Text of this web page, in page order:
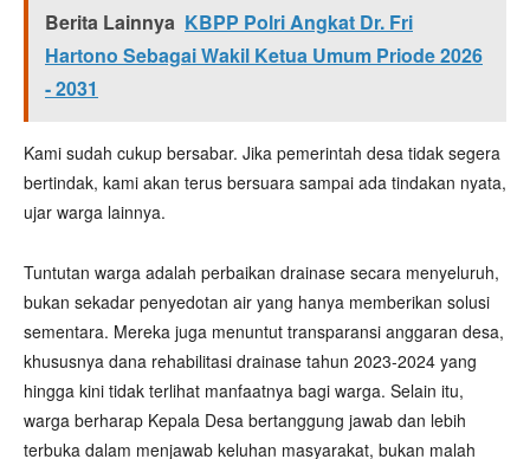
Berita Lainnya KBPP Polri Angkat Dr. Fri
Hartono Sebagai Wakil Ketua Umum Priode 2026
- 2031
Kami sudah cukup bersabar. Jika pemerintah desa tidak segera
bertindak, kami akan terus bersuara sampai ada tindakan nyata,
ujar warga lainnya.
Tuntutan warga adalah perbaikan drainase secara menyeluruh,
bukan sekadar penyedotan air yang hanya memberikan solusi
sementara. Mereka juga menuntut transparansi anggaran desa,
khususnya dana rehabilitasi drainase tahun 2023-2024 yang
hingga kini tidak terlihat manfaatnya bagi warga. Selain itu,
warga berharap Kepala Desa bertanggung jawab dan lebih
terbuka dalam menjawab keluhan masyarakat, bukan malah